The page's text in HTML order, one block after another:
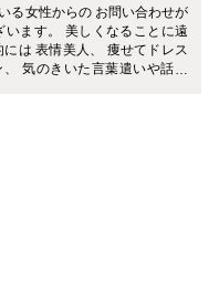
る女性からの お問い合わせが
ます。 美しくなることに遠
は 表情美人、 痩せてドレス
気のきいた言葉遣いや話し